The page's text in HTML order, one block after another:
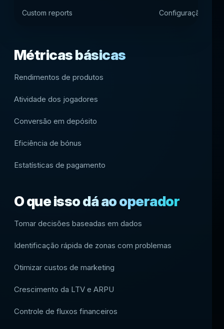
Custom reports Configuração
Métricas básicas
Rendimentos de produtos
Atividade dos jogadores
Conversão em depósito
Eficiência de bónus
Estatísticas de pagamento
O que isso dá ao operador
Tomar decisões baseadas em dados
Identificação rápida de zonas com problemas
Otimizar custos de marketing
Crescimento da LTV e ARPU
Controle de fluxos financeiros